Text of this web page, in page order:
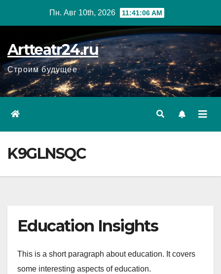
Пн. Авг 10th, 2026 11:41:07 AM
Artteatr24.ru
Строим будущее
K9GLNSQC
Education Insights
This is a short paragraph about education. It covers
some interesting aspects of education.